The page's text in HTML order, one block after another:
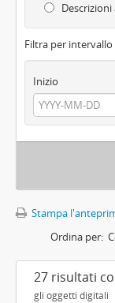
Filtra per
Inizio
Stampa
Ordina per:
27 risultati
gli oggetti digitali